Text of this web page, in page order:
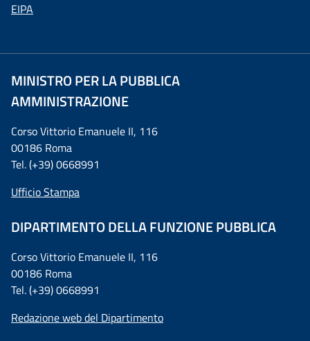
EIPA
MINISTRO PER LA PUBBLICA
AMMINISTRAZIONE
Corso Vittorio Emanuele II, 116
00186 Roma
Tel. (+39) 0668991
Ufficio Stampa
DIPARTIMENTO DELLA FUNZIONE PUBBLICA
Corso Vittorio Emanuele II, 116
00186 Roma
Tel. (+39) 0668991
Redazione web del Dipartimento